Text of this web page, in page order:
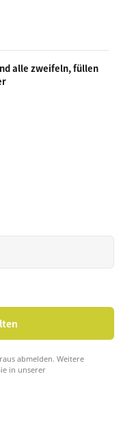
alle zweifeln, füllen
abmelden. Weitere
in unserer